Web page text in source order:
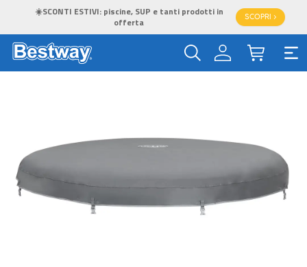
☀️SCONTI ESTIVI: piscine, SUP e tanti prodotti in
offerta
SCOPRI >